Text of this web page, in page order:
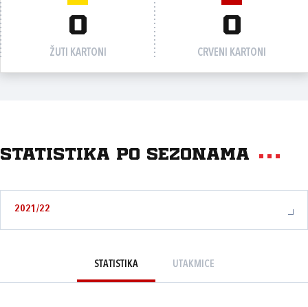
0
ŽUTI KARTONI
0
CRVENI KARTONI
Statistika po sezonama
2021/22
STATISTIKA UTAKMICE